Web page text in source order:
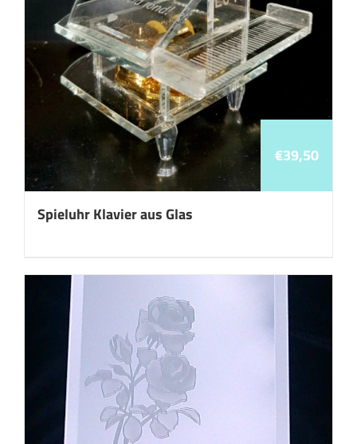
Spieluhr Klavier aus Glas
€39,50